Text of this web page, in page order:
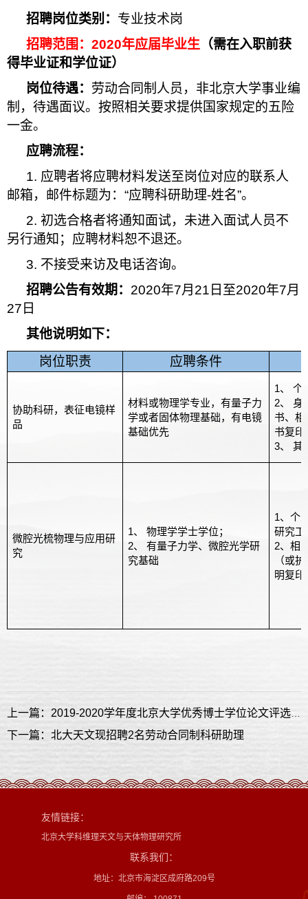
招聘岗位类别： 专业技术岗
招聘范围： 2020年应届毕业生 （需在入职前获
得毕业证和学位证）
岗位待遇： 劳动合同制人员，非北京大学事业编
制，待遇面议。按照相关要求提供国家规定的五险
一金。
应聘流程：
1. 应聘者将应聘材料发送至岗位对应的联系人
邮箱，邮件标题为： “应聘科研助理-姓名”。
2. 初选合格者将通知面试，未进入面试人员不
另行通知；应聘材料恕不退还。
3. 不接受来访及电话咨询。
招聘公告有效期： 2020年7月 21 日至2020年7月
27 日
其他说明如下：
岗位职责
应聘条件
协助科研，表征电镜样
品
材料或物理学专业，有量子力
学或者固体物理基础，有电镜
基础优先
1、 个
2、 身
书、相
书复印
3、 其
微腔光梳物理与应用研
究
1、 物理学学士学位；
2、 有量子力学、微腔光学研
究基础
1、个
研究工
2、相
（或
明复印
下一篇：北大天文现招聘2名劳动合同制科研助理
友情链接：
北京大学科维理天文与天体物理研究所
联系我们：
地址：北京市海淀区成府路209号